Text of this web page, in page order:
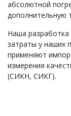
абсолютной
дополнительную
Наша разработка
затраты у наших
применяют
измерения
(СИКН, СИКГ).